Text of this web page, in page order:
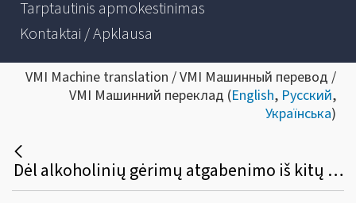
Tarptautinis apmokestinimas
Kontaktai / Apklausa
VMI Machine translation / VMI Машинный перевод /
VMI Машинний переклад (English, Русский,
Українська)
Dėl alkoholinių gėrimų atgabenimo iš kitų Europos sąjungos valstybių narių į tarptautines parodas Lietuvoje bei akcizų sumokėjimo